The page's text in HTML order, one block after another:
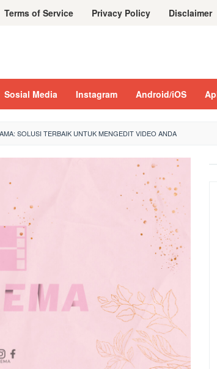
Terms of Service Privacy Policy Disclaimer
Sosial Media Instagram Android/iOS
SOLUSI TERBAIK UNTUK MENGEDIT VIDEO ANDA